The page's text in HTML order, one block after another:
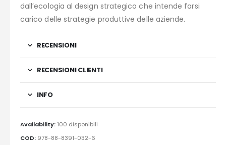
dall’ecologia al design strategico che intende farsi
carico delle strategie produttive delle aziende.
RECENSIONI
RECENSIONI CLIENTI
INFO
Availability: 100 disponibili
COD: 978-88-8391-032-6